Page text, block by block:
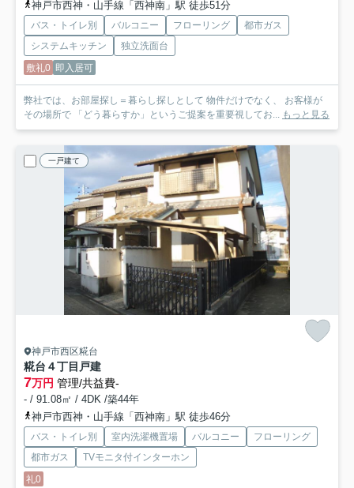
神戸市西神・山手線「西神南」駅 徒歩51分
バス・トイレ別 バルコニー フローリング
都市ガス
システムキッチン
独立洗面台
敷礼0 即入居可
弊社では、お部屋探し＝暮らし探しとして 物件だけでなく、 お客様が
その場所で 「どう暮らすか」というご提案を重要視してお...
もっと見る
一戸建て
神戸市西区糀台
糀台４丁目戸建
7万円 管理/共益費-
- / 91.08㎡ / 4DK /築44年
神戸市西神・山手線「西神南」駅 徒歩46分
バス・トイレ別 室内洗濯機置場 バルコニー
フローリング
都市ガス
TVモニタ付インターホン
礼0